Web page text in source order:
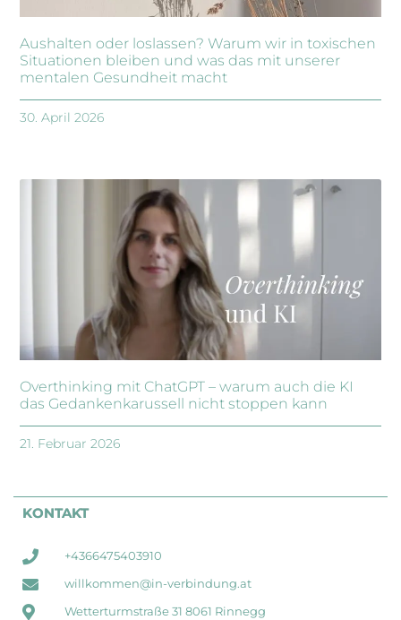
Aushalten oder loslassen? Warum wir in toxischen
Situationen bleiben und was das mit unserer
mentalen Gesundheit macht
30. April 2026
Overthinking mit ChatGPT – warum auch die KI
das Gedankenkarussell nicht stoppen kann
21. Februar 2026
KONTAKT
+4366475403910
willkommen@in-verbindung.at
Wetterturmstraße 31 8061 Rinnegg